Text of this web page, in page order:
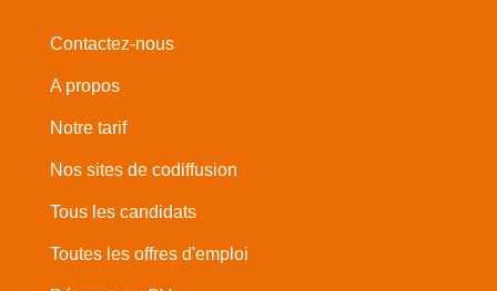
Contactez-nous
A propos
Notre tarif
Nos sites de codiffusion
Tous les candidats
Toutes les offres d'emploi